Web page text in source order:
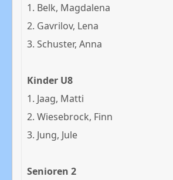
1. Belk, Magdalena
2. Gavrilov, Lena
3. Schuster, Anna
Kinder U8
1. Jaag, Matti
2. Wiesebrock, Finn
3. Jung, Jule
Senioren 2